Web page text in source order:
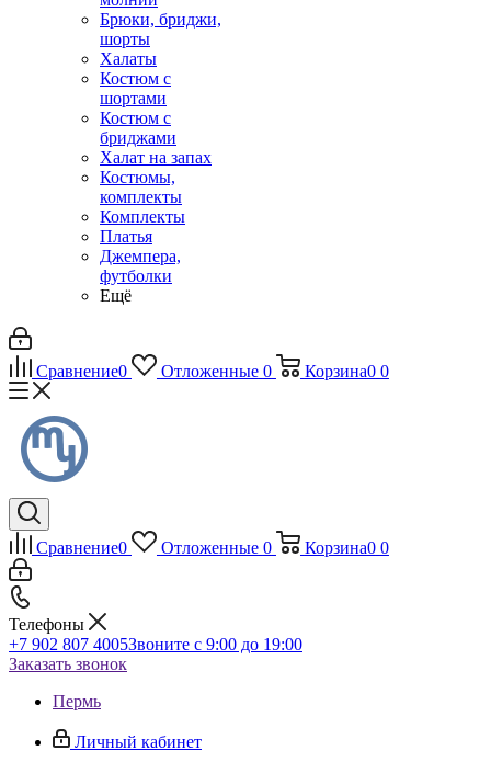
Брюки, бриджи,
шорты
Халаты
Костюм с
шортами
Костюм с
бриджами
Халат на запах
Костюмы,
комплекты
Комплекты
Платья
Джемпера,
футболки
Ещё
Сравнение0 Отложенные 0 Корзина0 0
Сравнение0 Отложенные 0 Корзина0 0
Телефоны
+7 902 807 4005Звоните с 9:00 до 19:00
Заказать звонок
Пермь
Личный кабинет